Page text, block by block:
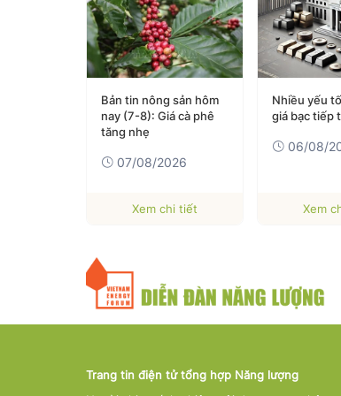
Bản tin nông sản hôm
nay (7-8): Giá cà phê
tăng nhẹ
07/08/2026
Xem chi tiết
Nhiều yếu
giá bạc tiếp
06/08/
Xem
Trang tin điện tử tổng hợp Năng lượng